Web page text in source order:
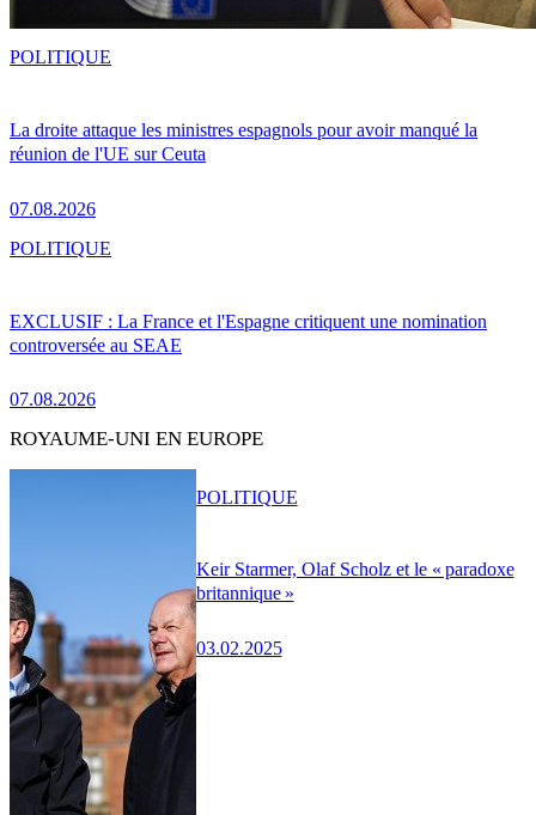
La droite attaque les ministres espagnols pour avoir manqué la
réunion de l'UE sur Ceuta
07.08.2026
POLITIQUE
EXCLUSIF : La France et l'Espagne critiquent une nomination
controversée au SEAE
07.08.2026
POLITIQUE
ROYAUME-UNI EN EUROPE
Keir Starmer, Olaf Scholz et le « paradoxe
britannique »
03.02.2025
POLITIQUE